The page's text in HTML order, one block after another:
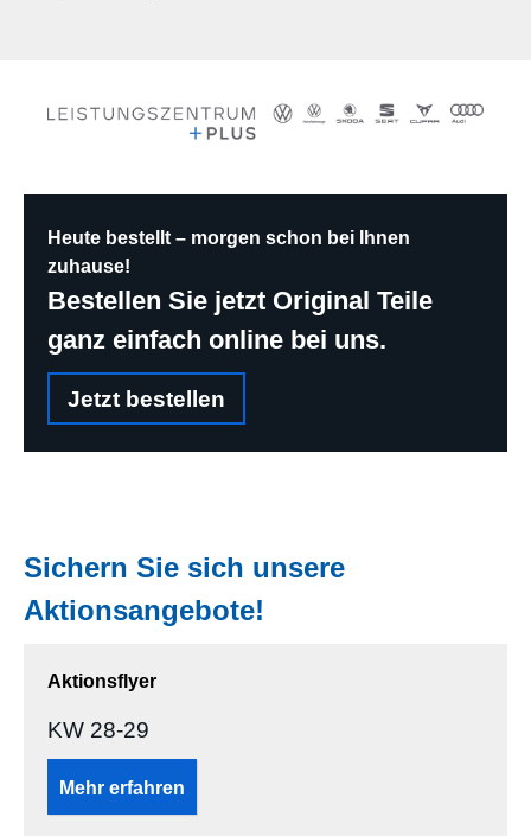
Heute bestellt – morgen schon bei Ihnen
zuhause!
Bestellen Sie jetzt Original Teile
ganz einfach online bei uns.
Jetzt bestellen
Sichern Sie sich unsere
Aktionsangebote!
Aktionsflyer
KW 28-29
Mehr erfahren